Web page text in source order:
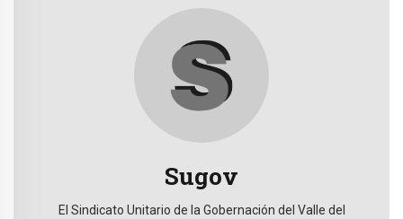
Sugov
El Sindicato Unitario de la Gobernación del Valle del